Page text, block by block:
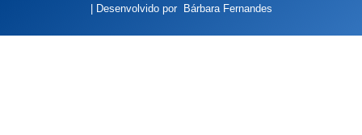
| Desenvolvido por Bárbara Fernandes